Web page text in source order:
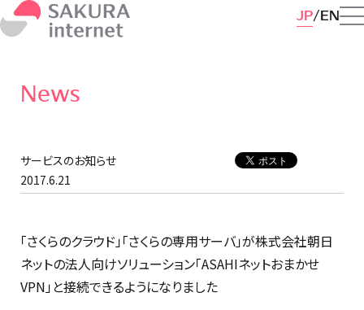
JP EN
News
サービスのお知らせ
2017.6.21
「さくらのクラウド」「さくらの専用サーバ」が株式会社朝日
ネットの法人向けソリューション「ASAHIネットおまかせ
VPN」と接続できるようになりました